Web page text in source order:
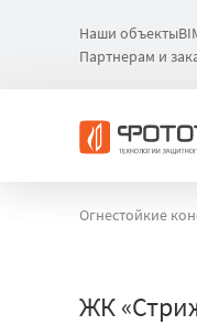
Наши объекты
Партнерам и
Огнестойкие
ЖК